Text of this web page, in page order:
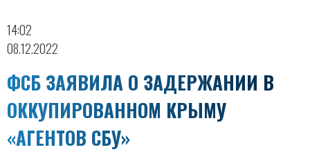
14:02
08.12.2022
ФСБ ЗАЯВИЛА О ЗАДЕРЖАНИИ В
ОККУПИРОВАННОМ КРЫМУ
«АГЕНТОВ СБУ»